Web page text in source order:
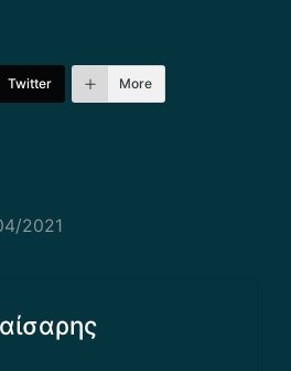
Twitter More
2021